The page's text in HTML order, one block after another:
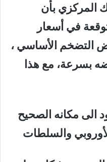
المركزي بأن
في أسعار
التضخم الأساسي ،
بسرعة، مع هذا
مكانه الصحيح
والسلطات